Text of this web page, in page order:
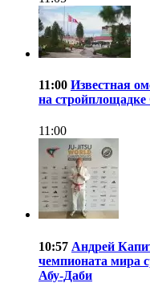
11:00 Известная
на
11:00
10:57 Андрей
чемпионата мира
Абу-Даби